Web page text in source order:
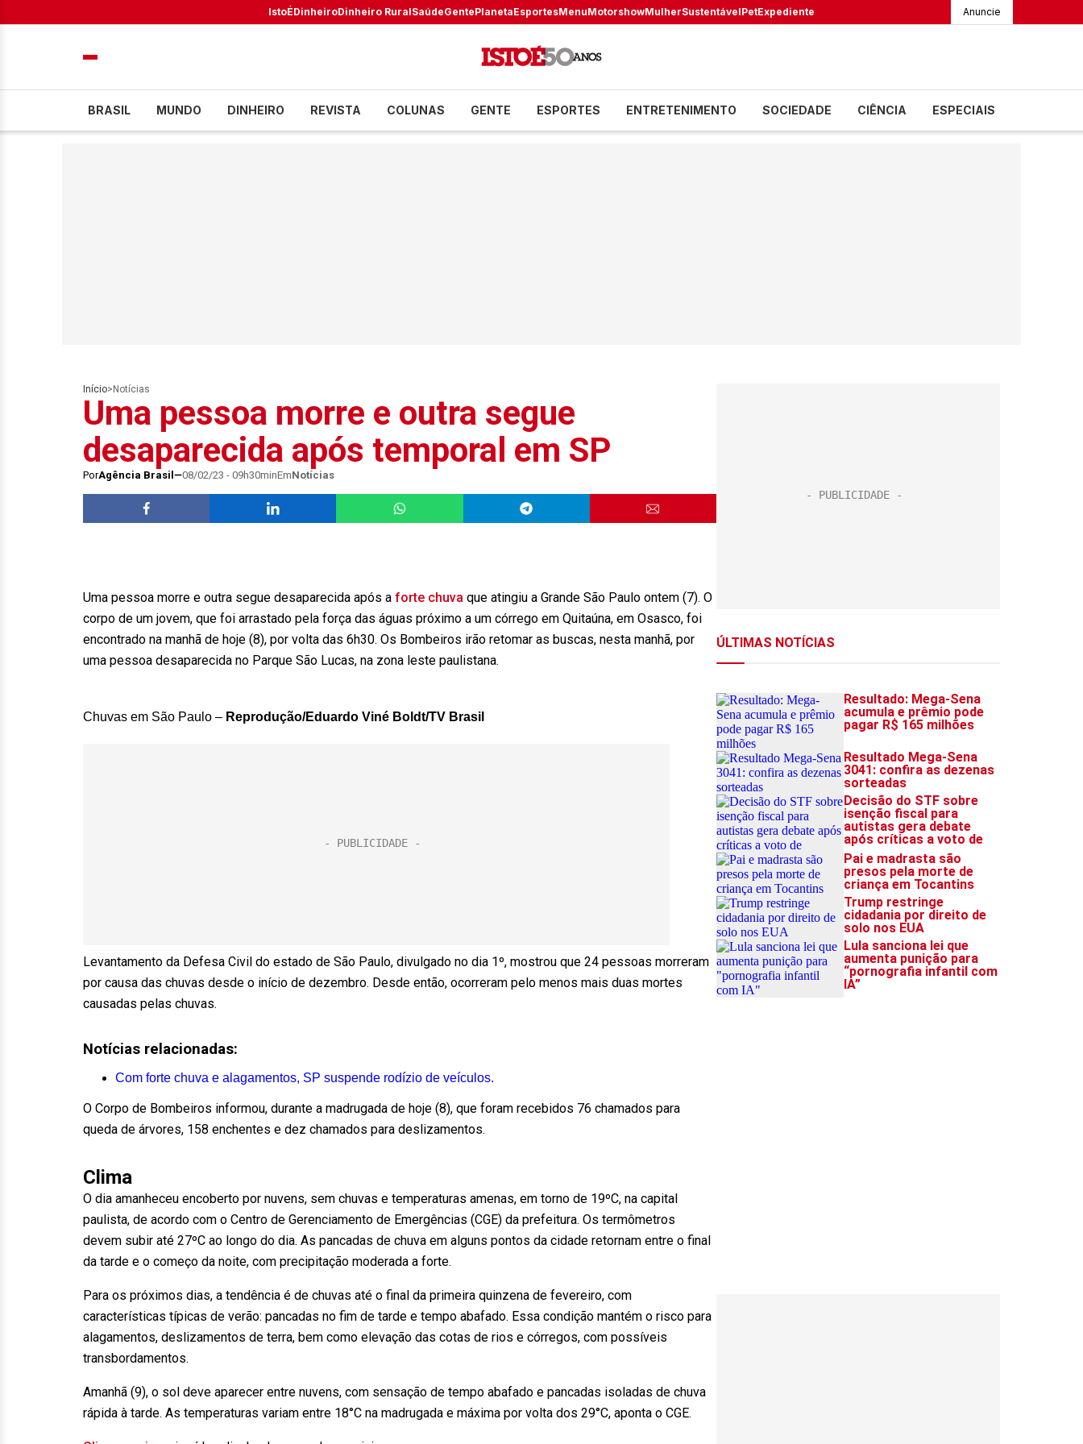
IstoÉDinheiroDinheiro RuralSaúdeGentePlanetaEsportesMenuMotorshowMulherSustentávelPetExpediente Anuncie
BRASIL MUNDO DINHEIRO REVISTA COLUNAS GENTE ESPORTES ENTRETENIMENTO SOCIEDADE CIÊNCIA ESPECIAIS
Início> Notícias
Uma pessoa morre e outra segue
desaparecida após temporal em SP
PorAgência Brasil 08/02/23 - 09h30minEmNotícias
Uma pessoa morre e outra segue desaparecida após a forte chuva que atingiu a Grande São Paulo ontem (7). O
corpo de um jovem, que foi arrastado pela força das águas próximo a um córrego em Quitaúna, em Osasco, foi
encontrado na manhã de hoje (8), por volta das 6h30. Os Bombeiros irão retomar as buscas, nesta manhã, por
uma pessoa desaparecida no Parque São Lucas, na zona leste paulistana.
Chuvas em São Paulo – Reprodução/Eduardo Viné Boldt/TV Brasil
Levantamento da Defesa Civil do estado de São Paulo, divulgado no dia 1º, mostrou que 24 pessoas morreram
por causa das chuvas desde o início de dezembro. Desde então, ocorreram pelo menos mais duas mortes
causadas pelas chuvas.
Notícias relacionadas:
Com forte chuva e alagamentos, SP suspende rodízio de veículos.
O Corpo de Bombeiros informou, durante a madrugada de hoje (8), que foram recebidos 76 chamados para
queda de árvores, 158 enchentes e dez chamados para deslizamentos.
Clima
O dia amanheceu encoberto por nuvens, sem chuvas e temperaturas amenas, em torno de 19ºC, na capital
paulista, de acordo com o Centro de Gerenciamento de Emergências (CGE) da prefeitura. Os termômetros
devem subir até 27ºC ao longo do dia. As pancadas de chuva em alguns pontos da cidade retornam entre o final
da tarde e o começo da noite, com precipitação moderada a forte.
Para os próximos dias, a tendência é de chuvas até o final da primeira quinzena de fevereiro, com
características típicas de verão: pancadas no fim de tarde e tempo abafado. Essa condição mantém o risco para
alagamentos, deslizamentos de terra, bem como elevação das cotas de rios e córregos, com possíveis
transbordamentos.
Amanhã (9), o sol deve aparecer entre nuvens, com sensação de tempo abafado e pancadas isoladas de chuva
rápida à tarde. As temperaturas variam entre 18°C na madrugada e máxima por volta dos 29°C, aponta o CGE.